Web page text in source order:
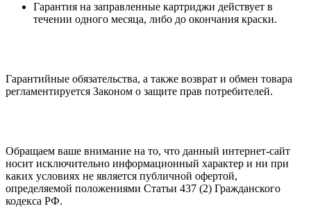
Гарантия на заправленные картриджи действует в
течении одного месяца, либо до окончания краски.
Гарантийные обязательства, а также возврат и обмен товара
регламентируется Законом о защите прав потребителей.
Обращаем ваше внимание на то, что данный интернет-сайт
носит исключительно информационный характер и ни при
каких условиях не является публичной офертой,
определяемой положениями Статьи 437 (2) Гражданского
кодекса РФ.